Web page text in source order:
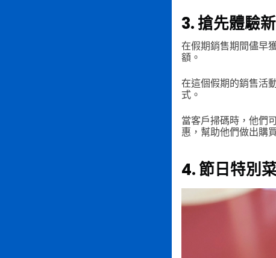
3. 搶先體驗
在假期銷售期間儘早
額。
在這個假期的銷售活
式。
當客戶掃碼時，他們
惠，幫助他們做出購
4. 節日特別